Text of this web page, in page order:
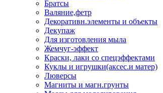
Братсы
Валяние,фетр
Декоративн.элементы и объекты
Декупаж
Для изготовления мыла
Жемчуг-эффект
Краски, лаки со спецэффектами
Куклы и игрушки(аксес.и матер)
Люверсы
Магниты и магн.грунты